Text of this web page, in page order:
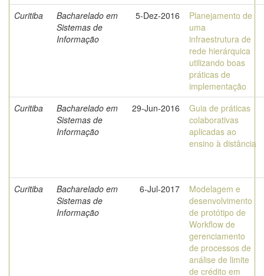
Curitiba
Bacharelado em
Sistemas de
Informação
5-Dez-2016
Planejamento de
uma
infraestrutura de
rede hierárquica
utilizando boas
práticas de
implementação
Curitiba
Bacharelado em
Sistemas de
Informação
29-Jun-2016
Guia de práticas
colaborativas
aplicadas ao
ensino à distância
Curitiba
Bacharelado em
Sistemas de
Informação
6-Jul-2017
Modelagem e
desenvolvimento
de protótipo de
Workflow de
gerenciamento
de processos de
análise de limite
de crédito em